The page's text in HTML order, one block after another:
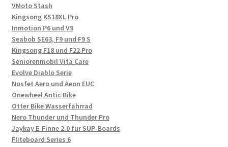
VMoto Stash
Kingsong KS18XL Pro
Inmotion P6 und V9
Seabob SE63, F9 und F9 S
Kingsong F18 und F22 Pro
Seniorenmobil Vita Care
Evolve Diablo Serie
Nosfet Aero und Aeon EUC
Onewheel Antic Bike
Otter Bike Wasserfahrrad
Nero Thunder und Thunder Pro
Jaykay E-Finne 2.0 für SUP-Boards
Fliteboard Series 6